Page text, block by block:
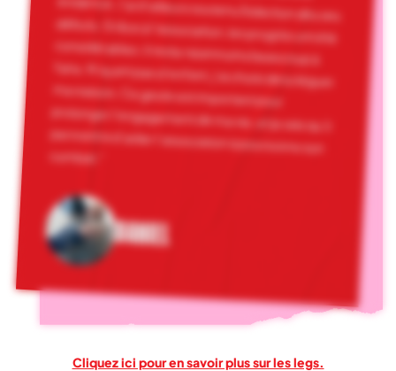
combat.“
DANIEL
Cliquez ici pour en savoir plus sur les legs.